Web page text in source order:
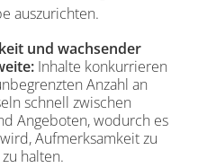
auszurichten.
und wachsender
Inhalte konkurrieren
Anzahl an
schnell zwischen
Angeboten, wodurch es
Aufmerksamkeit zu
halten.